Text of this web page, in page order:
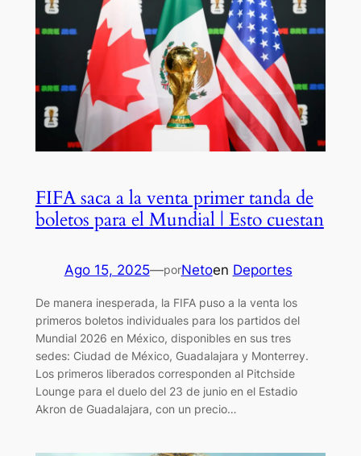
FIFA saca a la venta primer tanda de
boletos para el Mundial | Esto cuestan
Ago 15, 2025—porNetoen Deportes
De manera inesperada, la FIFA puso a la venta los
primeros boletos individuales para los partidos del
Mundial 2026 en México, disponibles en sus tres
sedes: Ciudad de México, Guadalajara y Monterrey.
Los primeros liberados corresponden al Pitchside
Lounge para el duelo del 23 de junio en el Estadio
Akron de Guadalajara, con un precio…